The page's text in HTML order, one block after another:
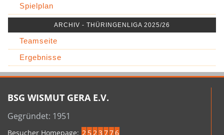
Spielplan
ARCHIV - THÜRINGENLIGA 2025/26
Teamseite
Ergebnisse
BSG WISMUT GERA E.V.
Gegründet: 1951
Besucher Homepage: 2 523 776